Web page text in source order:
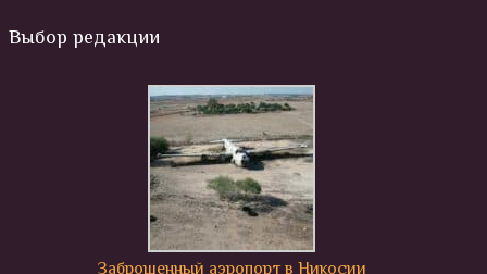
Выбор редакции
Заброшенный аэропорт в Никосии